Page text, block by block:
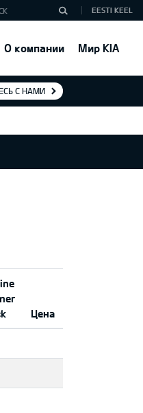
О компании Мир KIA
EESTI KEEL
С НАМИ
Цена